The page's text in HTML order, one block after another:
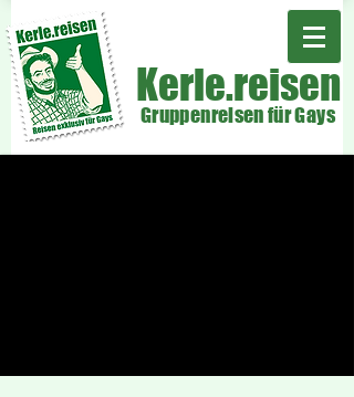
Kerle.reisen
Gruppenreisen für Gays